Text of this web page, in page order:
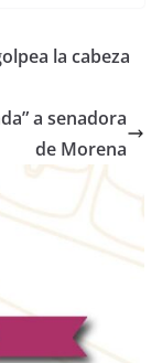
la cabeza
a senadora
de Morena